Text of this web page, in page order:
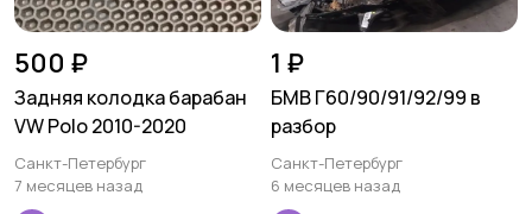
500 ₽
Задняя колодка барабан
VW Polo 2010-2020
Санкт-Петербург
7 месяцев назад
1 ₽
БМВ Г60/90/91/92/99 в
разбор
Санкт-Петербург
6 месяцев назад